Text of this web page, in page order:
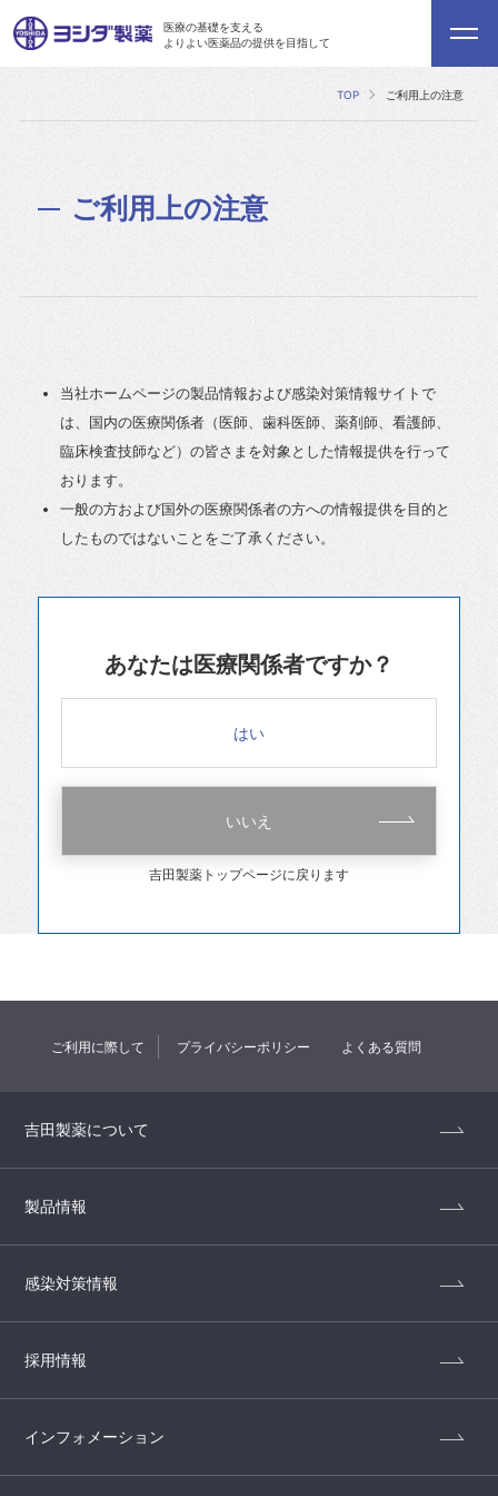
医療の基礎を支える
よりよい医薬品の提供を目指して
TOP ご利用上の注意
ご利用上の注意
当社ホームページの製品情報および感染対策情報サイトで
は、国内の医療関係者（医師、歯科医師、薬剤師、看護師、
臨床検査技師など）の皆さまを対象とした情報提供を行って
おります。
一般の方および国外の医療関係者の方への情報提供を目的と
したものではないことをご了承ください。
あなたは医療関係者ですか？
はい
いいえ
吉田製薬トップページに戻ります
ご利用に際して プライバシーポリシー よくある質問
吉田製薬について
製品情報
感染対策情報
採用情報
インフォメーション